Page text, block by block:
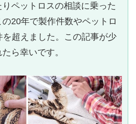
ペットロスの相談に乗った
20年で製作件数やペットロ
を超えました。この記事が少
ら幸いです。